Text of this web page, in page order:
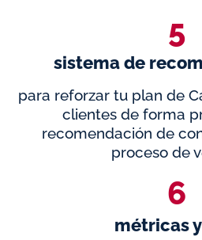
5
sistema de
para reforzar tu plan de
clientes de forma
recomendación de
proceso de
6
métricas